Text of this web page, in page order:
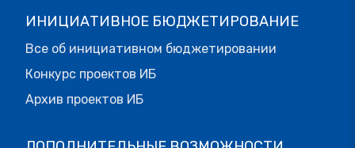
ИНИЦИАТИВНОЕ БЮДЖЕТИРОВАНИЕ
Все об инициативном бюджетировании
Конкурс проектов ИБ
Архив проектов ИБ